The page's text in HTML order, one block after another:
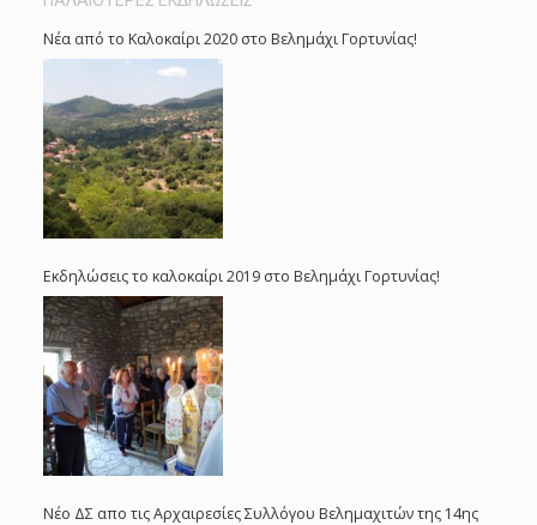
Νέα από το Καλοκαίρι 2020 στο Βελημάχι Γορτυνίας!
Εκδηλώσεις το καλοκαίρι 2019 στο Βελημάχι Γορτυνίας!
Νέο ΔΣ απο τις Αρχαιρεσίες Συλλόγου Βελημαχιτών της 14ης